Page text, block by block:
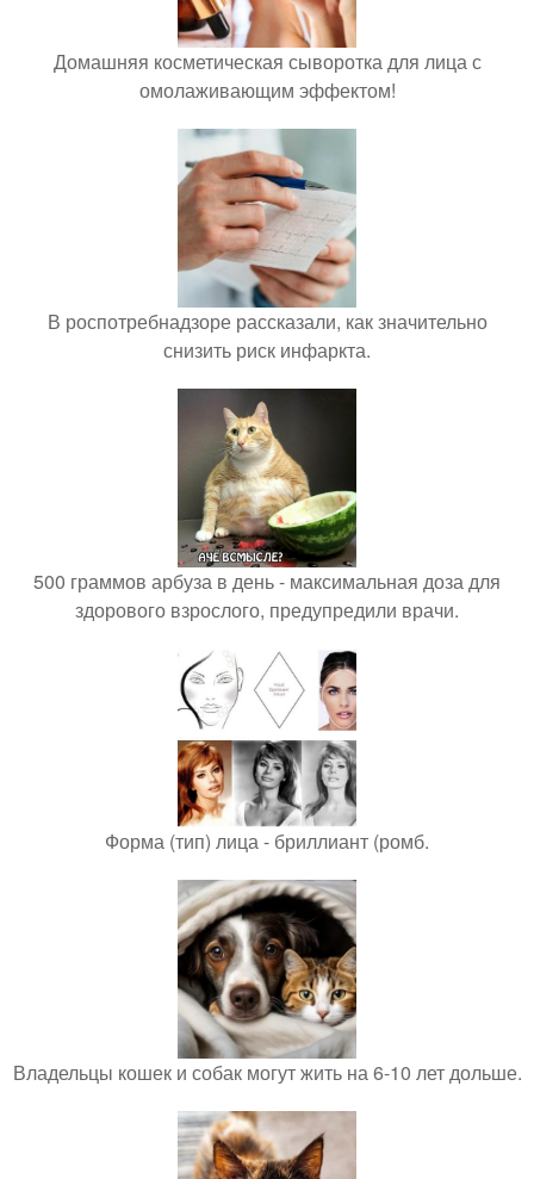
Домашняя косметическая сыворотка для лица с
омолаживающим эффектом!
В роспотребнадзоре рассказали, как значительно
снизить риск инфаркта.
500 граммов арбуза в день - максимальная доза для
здорового взрослого, предупредили врачи.
Форма (тип) лица - бриллиант (ромб.
Владельцы кошек и собак могут жить на 6-10 лет дольше.